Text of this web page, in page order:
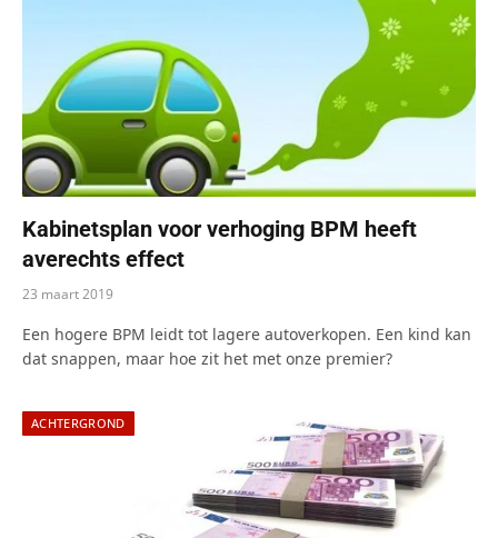
Kabinetsplan voor verhoging BPM heeft
averechts effect
23 maart 2019
Een hogere BPM leidt tot lagere autoverkopen. Een kind kan
dat snappen, maar hoe zit het met onze premier?
ACHTERGROND